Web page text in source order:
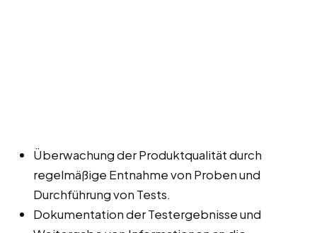
Überwachung der Produktqualität durch
regelmäßige Entnahme von Proben und
Durchführung von Tests.
Dokumentation der Testergebnisse und